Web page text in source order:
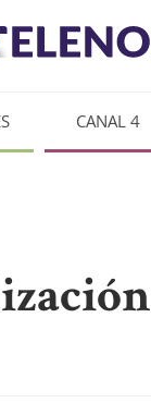
CANAL 4